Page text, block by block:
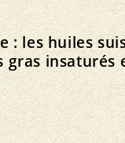
les huiles
gras insaturés